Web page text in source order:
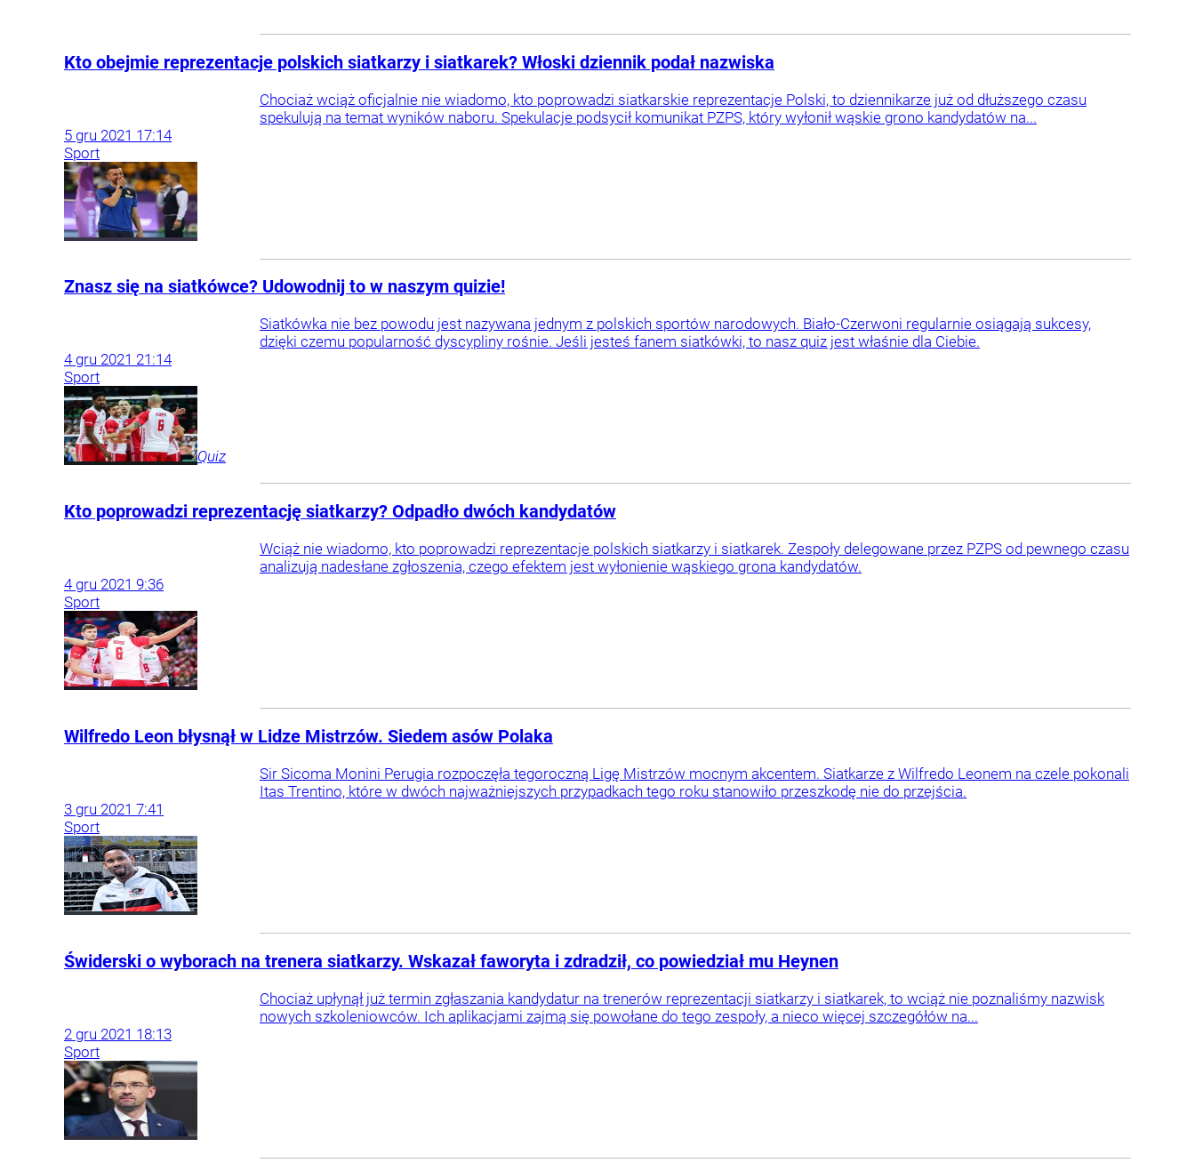
Kto obejmie reprezentacje polskich siatkarzy i siatkarek? Włoski dziennik podał nazwiska
Chociaż wciąż oficjalnie nie wiadomo, kto poprowadzi siatkarskie reprezentacje Polski, to dziennikarze już od dłuższego czasu
spekulują na temat wyników naboru. Spekulacje podsycił komunikat PZPS, który wyłonił wąskie grono kandydatów na...
5 gru 2021 17:14
Sport
Znasz się na siatkówce? Udowodnij to w naszym quizie!
Siatkówka nie bez powodu jest nazywana jednym z polskich sportów narodowych. Biało-Czerwoni regularnie osiągają sukcesy,
dzięki czemu popularność dyscypliny rośnie. Jeśli jesteś fanem siatkówki, to nasz quiz jest właśnie dla Ciebie.
4 gru 2021 21:14
Sport
Quiz
Kto poprowadzi reprezentację siatkarzy? Odpadło dwóch kandydatów
Wciąż nie wiadomo, kto poprowadzi reprezentacje polskich siatkarzy i siatkarek. Zespoły delegowane przez PZPS od pewnego czasu
analizują nadesłane zgłoszenia, czego efektem jest wyłonienie wąskiego grona kandydatów.
4 gru 2021 9:36
Sport
Wilfredo Leon błysnął w Lidze Mistrzów. Siedem asów Polaka
Sir Sicoma Monini Perugia rozpoczęła tegoroczną Ligę Mistrzów mocnym akcentem. Siatkarze z Wilfredo Leonem na czele pokonali
Itas Trentino, które w dwóch najważniejszych przypadkach tego roku stanowiło przeszkodę nie do przejścia.
3 gru 2021 7:41
Sport
Świderski o wyborach na trenera siatkarzy. Wskazał faworyta i zdradził, co powiedział mu Heynen
Chociaż upłynął już termin zgłaszania kandydatur na trenerów reprezentacji siatkarzy i siatkarek, to wciąż nie poznaliśmy nazwisk
nowych szkoleniowców. Ich aplikacjami zajmą się powołane do tego zespoły, a nieco więcej szczegółów na...
2 gru 2021 18:13
Sport